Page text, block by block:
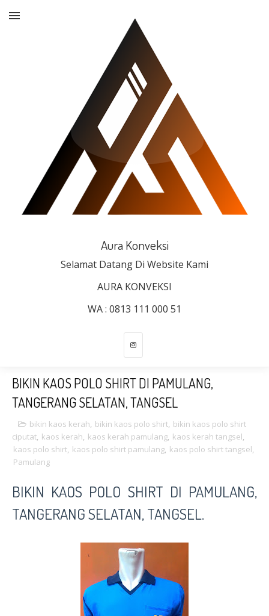
Aura Konveksi
Selamat Datang Di Website Kami
AURA KONVEKSI
WA : 0813 111 000 51
BIKIN KAOS POLO SHIRT DI PAMULANG,
TANGERANG SELATAN, TANGSEL
bikin kaos kerah, bikin kaos polo shirt, bikin kaos polo shirt
ciputat, kaos kerah, kaos kerah pamulang, kaos kerah tangsel,
kaos polo shirt, kaos polo shirt pamulang, kaos polo shirt tangsel,
Pamulang
BIKIN KAOS POLO SHIRT DI PAMULANG,
TANGERANG SELATAN, TANGSEL.